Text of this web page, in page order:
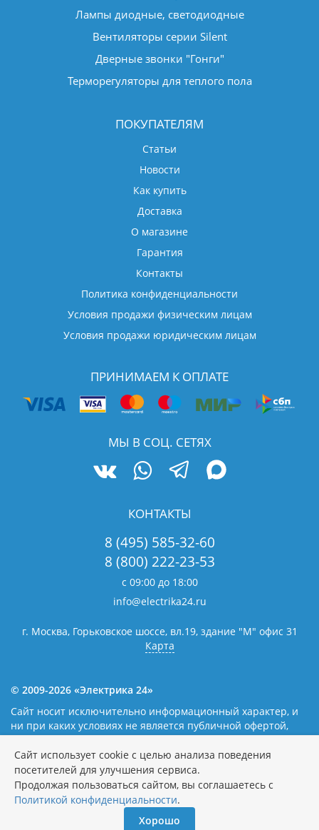
Лампы диодные, светодиодные
Вентиляторы серии Silent
Дверные звонки "Гонги"
Терморегуляторы для теплого пола
ПОКУПАТЕЛЯМ
Статьи
Новости
Как купить
Доставка
О магазине
Гарантия
Контакты
Политика конфиденциальности
Условия продажи физическим лицам
Условия продажи юридическим лицам
ПРИНИМАЕМ К ОПЛАТЕ
МЫ В СОЦ. СЕТЯХ
КОНТАКТЫ
8 (495) 585-32-60
8 (800) 222-23-53
с 09:00 до 18:00
info@electrika24.ru
г. Москва, Горьковское шоссе, вл.19, здание "М" офис 31
Карта
© 2009-2026 «Электрика 24»
Сайт носит исключительно информационный характер, и
ни при каких условиях не является публичной офертой,
определяемой положениями статьи 437(2) Гражданского
кодекса Российской Федерации. Наличие и цены уточняйте
у наших операторов.Политика обработки персональных
данных
Сайт использует cookie с целью анализа поведения
посетителей для улучшения сервиса.
Продолжая пользоваться сайтом, вы соглашаетесь с
Политикой конфиденциальности.
Хорошо